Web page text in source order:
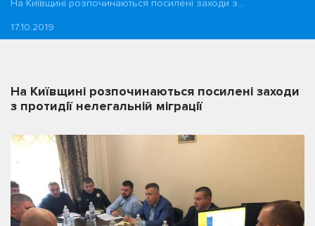
На Київщині розпочинаються посилені заходи з…
17.10.2019
На Київщині розпочинаються посилені заходи
з протидії нелегальній міграції